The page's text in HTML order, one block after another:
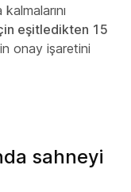
eşitledikten 15
onay işaretini
sahneyi